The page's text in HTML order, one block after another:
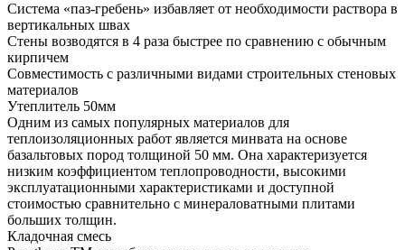
Система «паз-гребень» избавляет от необходимости раствора в
вертикальных швах
Стены возводятся в 4 раза быстрее по сравнению с обычным
кирпичем
Совместимость с различными видами строительных стеновых
материалов
Утеплитель 50мм
Одним из самых популярных материалов для
теплоизоляционных работ является минвата на основе
базальтовых пород толщиной 50 мм. Она характеризуется
низким коэффициентом теплопроводности, высокими
эксплуатационными характеристиками и доступной
стоимостью сравнительно с минераловатными плитами
больших толщин.
Кладочная смесь